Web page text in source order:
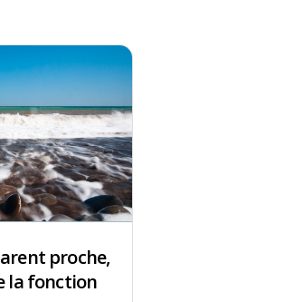
proche,
la fonction